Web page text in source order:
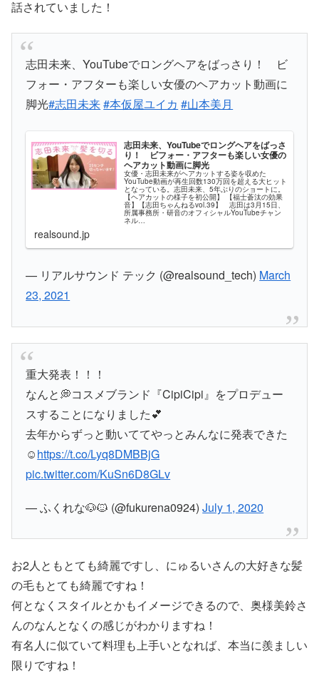
話されていました！
志田未来、YouTubeでロングヘアをばっさり！ ビ
フォー・アフターも楽しい女優のヘアカット動画に
脚光#志田未来#本仮屋ユイカ #山本美月
志田未来、YouTubeでロングヘアをばっさ
り！ ビフォー・アフターも楽しい女優の
ヘアカット動画に脚光
女優・志田未来がヘアカットする姿を収めた
YouTube動画が再生回数130万回を超える大ヒット
となっている。志田未来、5年ぶりのショートに。
【ヘアカットの様子を初公開】 【福士蒼汰の効果
音】【志田ちゃんねるvol.39】 志田は3月15日、
所属事務所・研音のオフィシャルYouTubeチャン
ネル…
realsound.jp
— リアルサウンド テック (@realsound_tech) March
23, 2021
重大発表！！！
なんと💭コスメブランド『CipiCipi』をプロデュー
スすることになりました💕
去年からずっと動いててやっとみんなに発表できた
☺https://t.co/Lyq8DMBBjG
pic.twitter.com/KuSn6D8GLv
— ふくれな🐶🐱 (@fukurena0924)July 1, 2020
お2人ともとても綺麗ですし、にゅるいさんの大好きな髪
の毛もとても綺麗ですね！
何となくスタイルとかもイメージできるので、奥様美鈴さ
んのなんとなくの感じがわかりますね！
有名人に似ていて料理も上手いとなれば、本当に羨ましい
限りですね！